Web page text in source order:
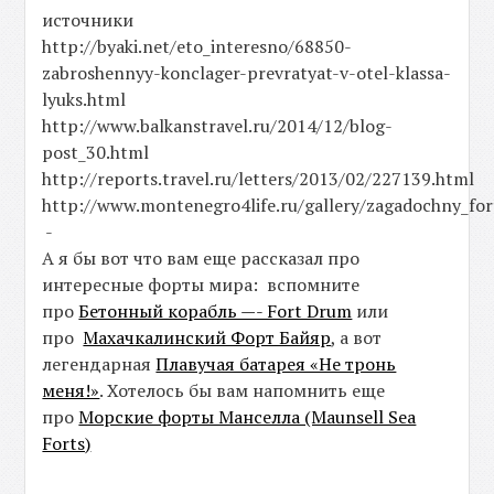
источники
http://byaki.net/eto_interesno/68850-
zabroshennyy-konclager-prevratyat-v-otel-klassa-
lyuks.html
http://www.balkanstravel.ru/2014/12/blog-
post_30.html
http://reports.travel.ru/letters/2013/02/227139.html
http://www.montenegro4life.ru/gallery/
-
А я бы вот что вам еще рассказал про
интересные форты мира: вспомните
проБетонный корабль —- Fort Drum или
проМахачкалинский Форт Байяр, а вот
легендарнаяПлавучая батарея «Не тронь
меня!». Хотелось бы вам напомнить еще
проМорские форты Манселла (Maunsell Sea
Forts)